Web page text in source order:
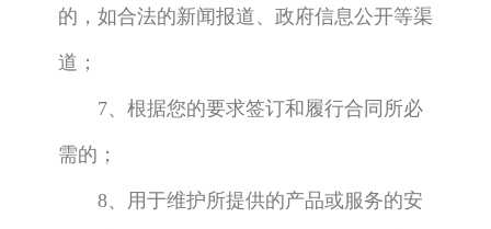
的，如合法的新闻报道、政府信息公开等渠
道；
7、根据您的要求签订和履行合同所必
需的；
8、用于维护所提供的产品或服务的安